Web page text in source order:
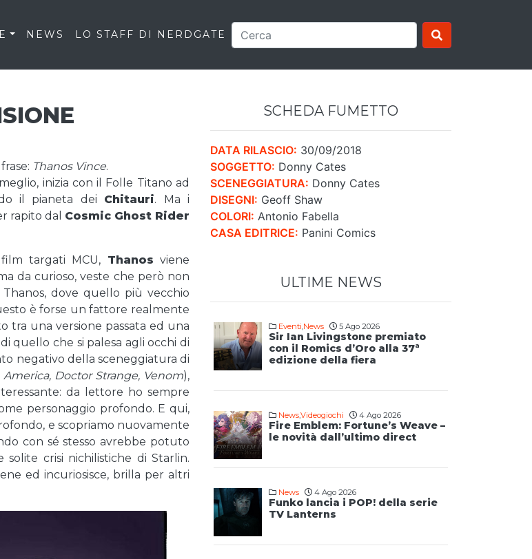
NEWS LO STAFF DI NERDGATE
Thanos Vince.
inizia con il Folle Titano ad
il pianeta dei Chitauri. Ma i
rapito dal Cosmic Ghost Rider
targati MCU, Thanos viene
da curioso, veste che però non
dove quello più vecchio
è forse un fattore realmente
tra una versione passata ed una
quello che si palesa agli occhi di
negativo della sceneggiatura di
Doctor Strange, Venom),
da lettore ho sempre
personaggio profondo. E qui,
e scopriamo nuovamente
con sé stesso avrebbe potuto
crisi nichilistiche di Starlin.
ed incuriosisce, brilla per altri
SCHEDA FUMETTO
DATA RILASCIO: 30/09/2018
SOGGETTO: Donny Cates
SCENEGGIATURA: Donny Cates
DISEGNI: Geoff Shaw
COLORI: Antonio Fabella
CASA EDITRICE: Panini Comics
ULTIME NEWS
Eventi,News 5 Ago 2026
Sir Ian Livingstone premiato
con il Romics d’Oro alla 37ª
edizione della fiera
News,Videogiochi 4 Ago 2026
Fire Emblem: Fortune’s Weave –
le novità dall’ultimo direct
News 4 Ago 2026
Funko lancia i POP! della serie
TV Lanterns